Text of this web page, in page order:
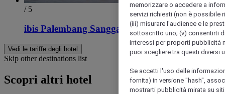
/ 5
ibis Palembang Sanggar
Vedi le tariffe degli hotel
Skip other destinations list
Scopri altri hotel
memorizzare o accedere a
servizi richiesti (non è possibile
(iii) misurare l'audience e le
sottoscritto uno; (v) consentirti
interessi per proporti pubblicità
puoi scegliere tra questi diversi
Se accetti l'uso delle
fornita) in versione "hash",
mostrarti pubblicità mirata su